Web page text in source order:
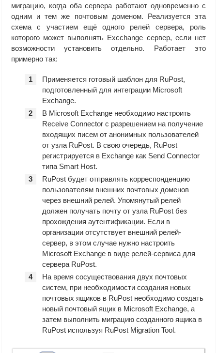
миграцию, когда оба сервера работают одновременно с
одним и тем же почтовым доменом. Реализуется эта
схема с участием ещё одного релей сервера, роль
которого может выполнять Excchange сервер, если нет
возможности установить отдельно. Работает это
примерно так:
Применяется готовый шаблон для RuPost,
подготовленный для интеграции Microsoft
Exchange.
В Microsoft Exchange необходимо настроить
Receive Connector с разрешением на получение
входящих писем от анонимных пользователей
от узла RuPost. В свою очередь, RuPost
регистрируется в Exchange как Send Connector
типа Smart Host.
RuPost будет отправлять корреспонденцию
пользователям внешних почтовых доменов
через внешний релей. Упомянутый релей
должен получать почту от узла RuPost без
прохождения аутентификации. Если в
организации отсутствует внешний релей-
сервер, в этом случае нужно настроить
Microsoft Exchange в виде релей-сервиса для
сервера RuPost.
На время сосуществования двух почтовых
систем, при необходимости создания новых
почтовых ящиков в RuPost необходимо создать
новый почтовый ящик в Microsoft Exchange, а
затем выполнить миграцию созданного ящика в
RuPost используя RuPost Migration Tool.